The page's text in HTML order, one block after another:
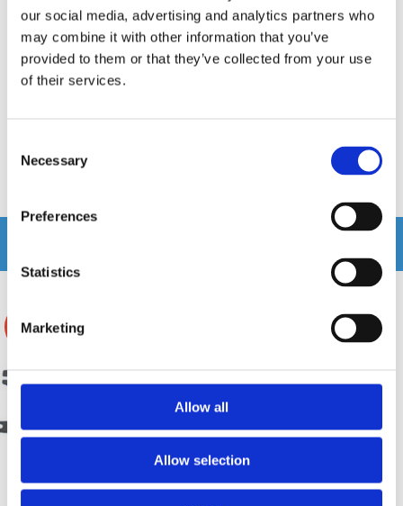
our social media, advertising and analytics partners who
may combine it with other information that you’ve
provided to them or that they’ve collected from your use
of their services.
Selection
Necessary
Preferences
Statistics
Marketing
Allow all
Allow selection
Antenn Adapter
Toyota,Subaru,Lexus
Passar�Subaru
Köp
Toyota 09-
Antennadapter
249 kr
-34%